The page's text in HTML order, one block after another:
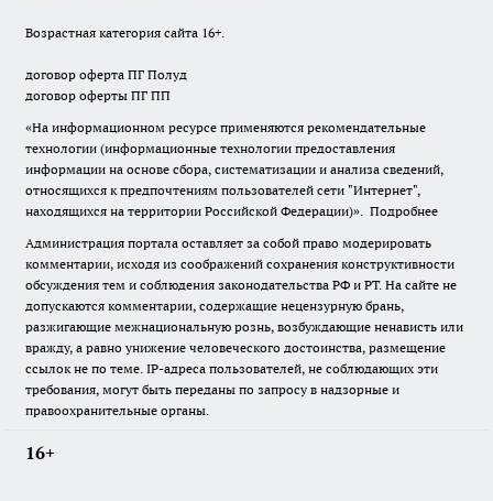
Возрастная категория сайта 16+.
договор оферта ПГ Полуд
договор оферты ПГ ПП
«На информационном ресурсе применяются рекомендательные
технологии (информационные технологии предоставления
информации на основе сбора, систематизации и анализа сведений,
относящихся к предпочтениям пользователей сети "Интернет",
находящихся на территории Российской Федерации)». Подробнее
Администрация портала оставляет за собой право модерировать
комментарии, исходя из соображений сохранения конструктивности
обсуждения тем и соблюдения законодательства РФ и РТ. На сайте не
допускаются комментарии, содержащие нецензурную брань,
разжигающие межнациональную рознь, возбуждающие ненависть или
вражду, а равно унижение человеческого достоинства, размещение
ссылок не по теме. IP-адреса пользователей, не соблюдающих эти
требования, могут быть переданы по запросу в надзорные и
правоохранительные органы.
16+